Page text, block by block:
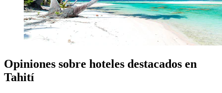
Opiniones sobre hoteles destacados en
Tahití